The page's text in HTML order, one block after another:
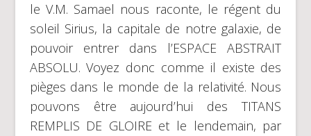
le V.M. Samael nous raconte, le régent du
soleil Sirius, la capitale de notre galaxie, de
pouvoir entrer dans l’ESPACE ABSTRAIT
ABSOLU. Voyez donc comme il existe des
pièges dans le monde de la relativité. Nous
pouvons être aujourd’hui des TITANS
REMPLIS DE GLOIRE et le lendemain, par